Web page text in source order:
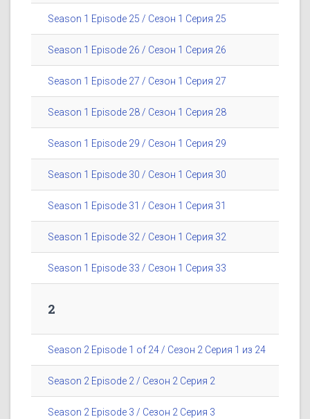
Season 1 Episode 25 / Сезон 1 Серия 25
Season 1 Episode 26 / Сезон 1 Серия 26
Season 1 Episode 27 / Сезон 1 Серия 27
Season 1 Episode 28 / Сезон 1 Серия 28
Season 1 Episode 29 / Сезон 1 Серия 29
Season 1 Episode 30 / Сезон 1 Серия 30
Season 1 Episode 31 / Сезон 1 Серия 31
Season 1 Episode 32 / Сезон 1 Серия 32
Season 1 Episode 33 / Сезон 1 Серия 33
2
Season 2 Episode 1 of 24 / Сезон 2 Серия 1 из 24
Season 2 Episode 2 / Сезон 2 Серия 2
Season 2 Episode 3 / Сезон 2 Серия 3